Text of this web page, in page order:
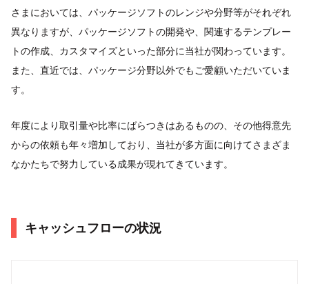
さまにおいては、パッケージソフトのレンジや分野等がそれぞれ
異なりますが、パッケージソフトの開発や、関連するテンプレー
トの作成、カスタマイズといった部分に当社が関わっています。
また、直近では、パッケージ分野以外でもご愛顧いただいていま
す。
年度により取引量や比率にばらつきはあるものの、その他得意先
からの依頼も年々増加しており、当社が多方面に向けてさまざま
なかたちで努力している成果が現れてきています。
キャッシュフローの状況